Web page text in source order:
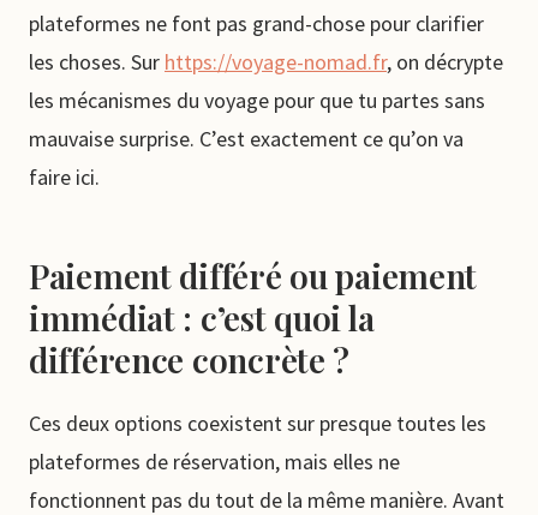
plateformes ne font pas grand-chose pour clarifier
les choses. Sur https://voyage-nomad.fr, on décrypte
les mécanismes du voyage pour que tu partes sans
mauvaise surprise. C’est exactement ce qu’on va
faire ici.
Paiement différé ou paiement
immédiat : c’est quoi la
différence concrète ?
Ces deux options coexistent sur presque toutes les
plateformes de réservation, mais elles ne
fonctionnent pas du tout de la même manière. Avant